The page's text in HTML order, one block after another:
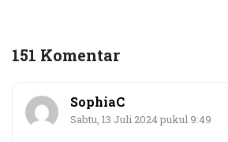
151 Komentar
SophiaC
Sabtu, 13 Juli 2024 pukul 9:49